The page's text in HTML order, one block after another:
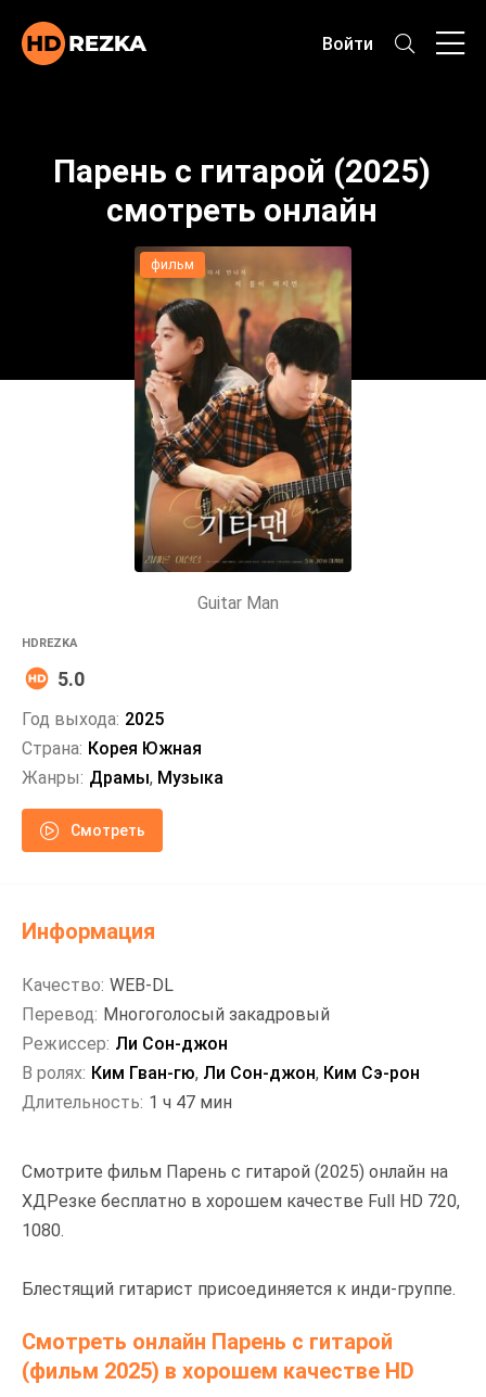
Войти
Парень с гитарой (2025)
смотреть онлайн
фильм
Guitar Man
HDREZKA
5.0
Год выхода: 2025
Страна: Корея Южная
Жанры: Драмы, Музыка
Смотреть
Смотрите фильм Парень с гитарой (2025) онлайн на
ХДРезке бесплатно в хорошем качестве Full HD 720,
1080.
Блестящий гитарист присоединяется к инди-группе.
Смотреть онлайн Парень с гитарой
(фильм 2025) в хорошем качестве HD
Информация
Качество: WEB-DL
Перевод: Многоголосый закадровый
Режиссер: Ли Сон-джон
В ролях: Ким Гван-гю, Ли Сон-джон, Ким Сэ-рон
Длительность: 1 ч 47 мин